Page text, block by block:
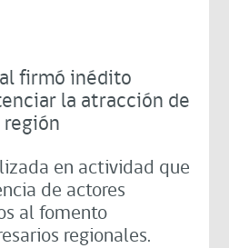
firmó inédito
la atracción de
región
en actividad que
de actores
al fomento
regionales.